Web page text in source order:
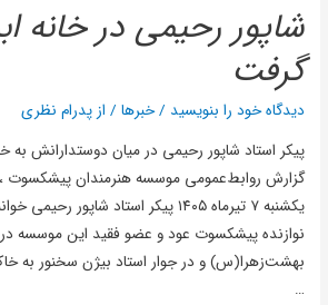
شاپور رحیمی در خانه
گرفت
دیدگاه‌ خود را بنویسید /خبرها / از پدرام نظری
پیکر استاد شاپور رحیمی در میان دوستدارانش
گزارش روابط‌عمومی موسسه هنرمندان پیشکسوت
یکشنبه ۷ تیرماه ۱۴۰۵ پیکر استاد شاپور
نوازنده پیشکسوت عود و عضو فقید این موسسه
بهشت‌زهرا(س) و در‌ جوار استاد بیژن سخنور به
…